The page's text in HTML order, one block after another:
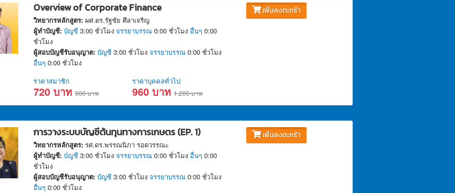
Overview of Corporate Finance
วิทยากรหลักสูตร: ผศ.ดร.รัฐชัย ศีลาเจริญ
ผู้ทำบัญชี: บัญชี 3:00 ชั่วโมงจรรยาบรรณ 0:00 ชั่วโมง อื่นๆ 0:00
ชั่วโมง
ผู้สอบบัญชีรับอนุญาต: บัญชี 3:00 ชั่วโมงจรรยาบรรณ 0:00 ชั่วโมง
อื่นๆ 0:00 ชั่วโมง
ราคาสมาชิก
720 บาท900 บาท
ราคาบุคคลทั่วไป
960 บาท1,200 บาท
เพิ่มลงตะกร้า
การวางระบบบัญชีต้นทุนทางการเกษตร (EP. 1)
วิทยากรหลักสูตร: รศ.ดร.พรรณนิภา รอดวรรณะ
ผู้ทำบัญชี: บัญชี 3:00 ชั่วโมงจรรยาบรรณ 0:00 ชั่วโมง อื่นๆ 0:00
ชั่วโมง
ผู้สอบบัญชีรับอนุญาต: บัญชี 3:00 ชั่วโมงจรรยาบรรณ 0:00 ชั่วโมง
อื่นๆ 0:00 ชั่วโมง
เพิ่มลงตะกร้า